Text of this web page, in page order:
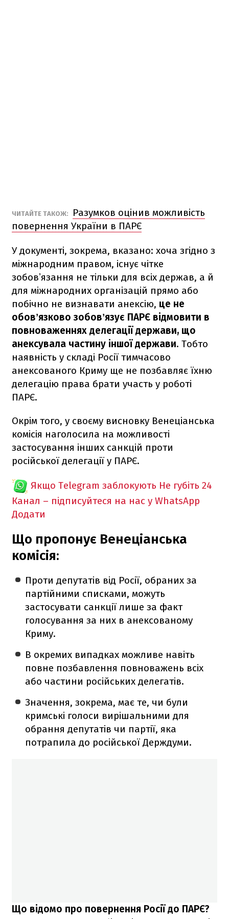
ЧИТАЙТЕ ТАКОЖ:
Разумков оцінив можливість
повернення України в ПАРЄ
У документі, зокрема, вказано: хоча згідно з
міжнародним правом, існує чітке
зобовʼязання не тільки для всіх держав, а й
для міжнародних організацій прямо або
побічно не визнавати анексію, це не
обовʼязково зобовʼязує ПАРЄ відмовити в
повноваженнях делегації держави, що
анексувала частину іншої держави. Тобто
наявність у складі Росії тимчасово
анексованого Криму ще не позбавляє їхню
делегацію права брати участь у роботі
ПАРЄ.
Окрім того, у своєму висновку Венеціанська
комісія наголосила на можливості
застосування інших санкцій проти
російської делегації у ПАРЄ.
Якщо Telegram заблокують Не губіть 24
Канал – підписуйтеся на нас у WhatsApp
Додати
Що пропонує Венеціанська
комісія:
Проти депутатів від Росії, обраних за
партійними списками, можуть
застосувати санкції лише за факт
голосування за них в анексованому
Криму.
В окремих випадках можливе навіть
повне позбавлення повноважень всіх
або частини російських делегатів.
Значення, зокрема, має те, чи були
кримські голоси вирішальними для
обрання депутатів чи партії, яка
потрапила до російської Держдуми.
Що відомо про повернення Росії до ПАРЄ?